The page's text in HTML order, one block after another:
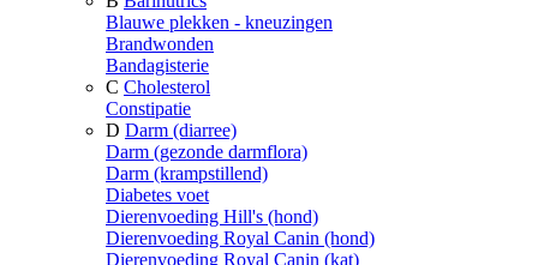
Blauwe plekken - kneuzingen
Brandwonden
Bandagisterie
C Cholesterol
Constipatie
D Darm (diarree)
Darm (gezonde darmflora)
Darm (krampstillend)
Diabetes voet
Dierenvoeding Hill's (hond)
Dierenvoeding Royal Canin (hond)
Dierenvoeding Royal Canin (kat)